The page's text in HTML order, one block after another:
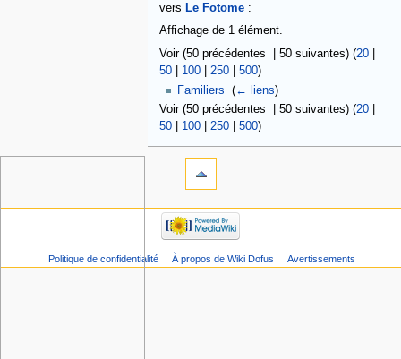
vers Le Fotome:
Affichage de 1 élément.
Voir (50 précédentes | 50 suivantes) (20|
50| 100| 250| 500)
Familiers ‎(← liens)
Voir (50 précédentes | 50 suivantes) (20|
50| 100| 250| 500)
Politique de confidentialité À propos de Wiki Dofus Avertissements